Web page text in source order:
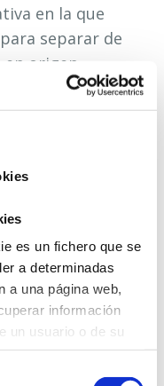
es un fichero que se
a determinadas
a una página web,
información
un usuario o de su
que contengan y
pueden utilizarse
en la que
separar de
origen.
Basuraman, el
comenzó a
hasta que fue
con la ayuda de
cada residuo en
dejar la sala
reconocimiento,
participantes
de su
buena
formación